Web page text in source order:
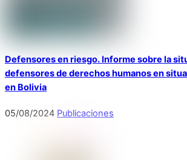
Defensores en riesgo. Informe sobre la
defensores de derechos humanos en
en Bolivia
05/08/2024 Publicaciones